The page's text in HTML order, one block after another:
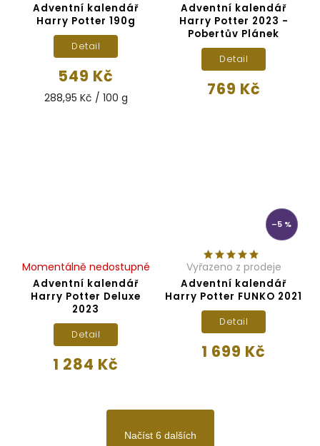
Adventní kalendář
Harry Potter 190g
549 Kč
288,95 Kč / 100 g
Detail
Adventní kalendář
Harry Potter 2023 -
Pobertův Plánek
769 Kč
Detail
Adventní kalendář
Harry Potter Deluxe
2023
Momentálně nedostupné
1 284 Kč
Detail
–5 %
Adventní kalendář
Harry Potter FUNKO 2021
Vyřazeno z prodeje
1 699 Kč
Detail
Načíst 6 dalších